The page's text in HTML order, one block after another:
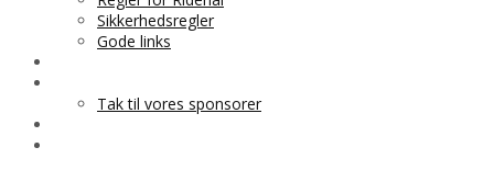
Sikkerhedsregler
Gode links
Tak til vores sponsorer